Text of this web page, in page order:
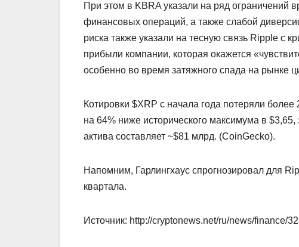
При этом в KBRA указали на ряд ограничений
финансовых операций, а также слабой
риска также указали на тесную связь Ripple с
прибыли компании, которая окажется
особенно во время затяжного спада на рынке
Котировки $XRP с начала года потеряли
на 64% ниже исторического максимума в
актива составляет ~$81 млрд. (CoinGecko).
Напомним, Гарлингхаус спрогнозировал для
квартала.
Источник: http://cryptonews.net/ru/news/finance/